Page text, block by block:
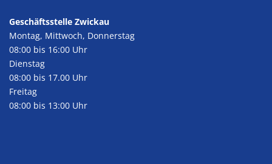
Geschäftsstelle Zwickau
Montag, Mittwoch, Donnerstag
08:00 bis 16:00 Uhr
Dienstag
08:00 bis 17.00 Uhr
Freitag
08:00 bis 13:00 Uhr